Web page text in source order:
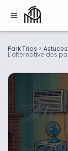
Park Trips > Astuces
L'alternative des